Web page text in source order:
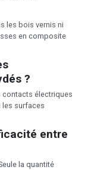
les bois vernis ni
en composite
?
contacts électriques
les surfaces
entre
la quantité